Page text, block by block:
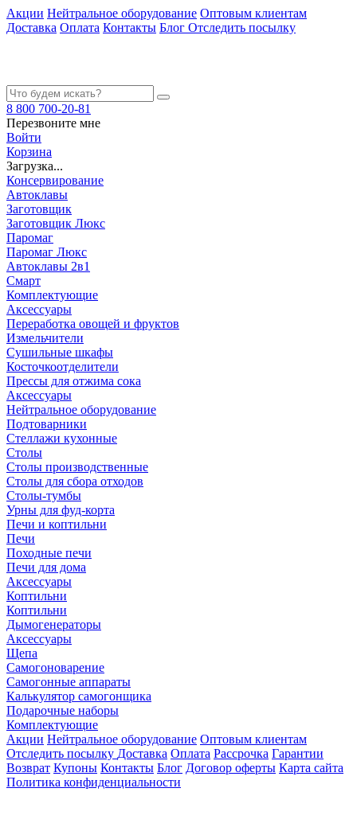
Акции Нейтральное оборудование Оптовым клиентам
Доставка Оплата Контакты Блог Отследить посылку
8 800 700-20-81
Перезвоните мне
Войти
Корзина
Загрузка...
Консервирование
Автоклавы
Заготовщик
Заготовщик Люкс
Паромаг
Паромаг Люкс
Автоклавы 2в1
Смарт
Комплектующие
Аксессуары
Переработка овощей и фруктов
Измельчители
Сушильные шкафы
Косточкоотделители
Прессы для отжима сока
Аксессуары
Нейтральное оборудование
Подтоварники
Стеллажи кухонные
Столы
Столы производственные
Столы для сбора отходов
Столы-тумбы
Урны для фуд-корта
Печи и коптильни
Печи
Походные печи
Печи для дома
Аксессуары
Коптильни
Коптильни
Дымогенераторы
Аксессуары
Щепа
Самогоноварение
Самогонные аппараты
Калькулятор самогонщика
Подарочные наборы
Комплектующие
Акции Нейтральное оборудование Оптовым клиентам
Отследить посылку Доставка Оплата Рассрочка Гарантии
Возврат Купоны Контакты Блог Договор оферты Карта сайта
Политика конфиденциальности